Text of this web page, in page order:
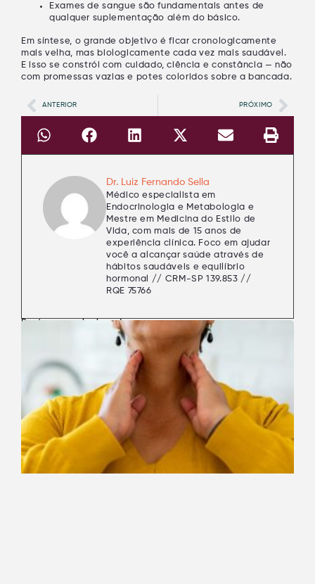
Exames de sangue são fundamentais antes de
qualquer suplementação além do básico.
Em síntese, o grande objetivo é ficarcronologicamente
mais velha, mas biologicamente cada vez mais saudável .
E isso se constrói com cuidado, ciência e constância — não
com promessas vazias e potes coloridos sobre a bancada.
ANTERIOR PRÓXIMO
Dr. Luiz Fernando Sella
Médico especialista em
Endocrinologia e Metabologia e
Mestre em Medicina do Estilo de
Vida, com mais de 15 anos de
experiência clínica. Foco em ajudar
você a alcançar saúde através de
hábitos saudáveis e equilíbrio
hormonal // CRM-SP 139.853 //
RQE 75766
Postagens relacionadas